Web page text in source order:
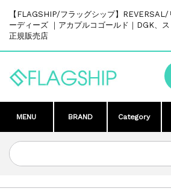
【FLAGSHIP/フラッグシップ】
ーディーズ ｜アカプルコゴールド｜DGK、
正規販売店
MENU BRAND Category